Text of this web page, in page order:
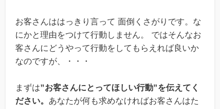
お客さんははっきり言って 面倒くさがりです。な
にかと理由をつけて行動しません。 ではそんなお
客さんにどうやって行動をしてもらえれば良いか
なのですが、・・・
まずは”お客さんにとってほしい行動”を伝えてく
ださい。 あなたが何も求めなければお客さんはた